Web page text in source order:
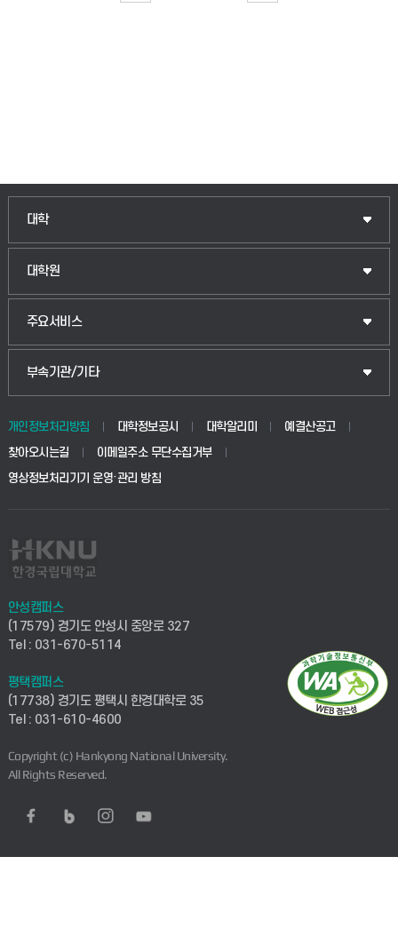
대학
대학원
주요서비스
부속기관/기타
개인정보처리방침 대학정보공시 대학알리미
예결산공고
찾아오시는길
이메일주소 무단수집거부
영상정보처리기기 운영·관리 방침
안성캠퍼스
(17579) 경기도 안성시 중앙로 327
Tel : 031-670-5114
평택캠퍼스
(17738) 경기도 평택시 한경대학로 35
Tel : 031-610-4600
Copyright (c) Hankyong National University.
All Rights Reserved.